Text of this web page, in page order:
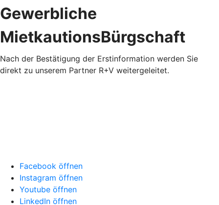
Gewerbliche
MietkautionsBürgschaft
Nach der Bestätigung der Erstinformation werden Sie
direkt zu unserem Partner R+V weitergeleitet.
Facebook öffnen
Instagram öffnen
Youtube öffnen
LinkedIn öffnen